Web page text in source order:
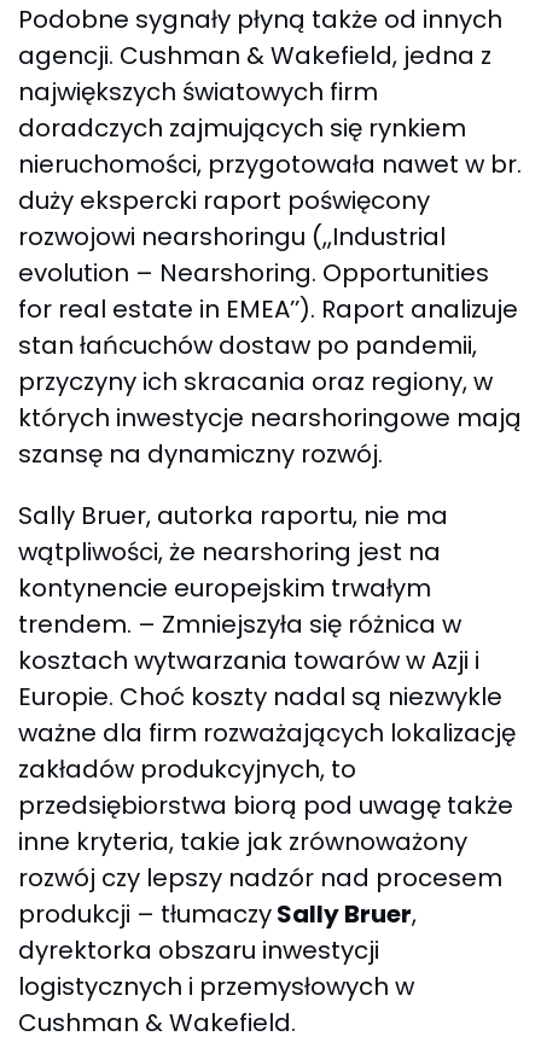
Podobne sygnały płyną także od innych
agencji. Cushman & Wakefield, jedna z
największych światowych firm
doradczych zajmujących się rynkiem
nieruchomości, przygotowała nawet w br.
duży ekspercki raport poświęcony
rozwojowi nearshoringu (,,Industrial
evolution – Nearshoring. Opportunities
for real estate in EMEA’’). Raport analizuje
stan łańcuchów dostaw po pandemii,
przyczyny ich skracania oraz regiony, w
których inwestycje nearshoringowe mają
szansę na dynamiczny rozwój.
Sally Bruer, autorka raportu, nie ma
wątpliwości, że nearshoring jest na
kontynencie europejskim trwałym
trendem. – Zmniejszyła się różnica w
kosztach wytwarzania towarów w Azji i
Europie. Choć koszty nadal są niezwykle
ważne dla firm rozważających lokalizację
zakładów produkcyjnych, to
przedsiębiorstwa biorą pod uwagę także
inne kryteria, takie jak zrównoważony
rozwój czy lepszy nadzór nad procesem
produkcji – tłumaczySally Bruer,
dyrektorka obszaru inwestycji
logistycznych i przemysłowych w
Cushman & Wakefield.